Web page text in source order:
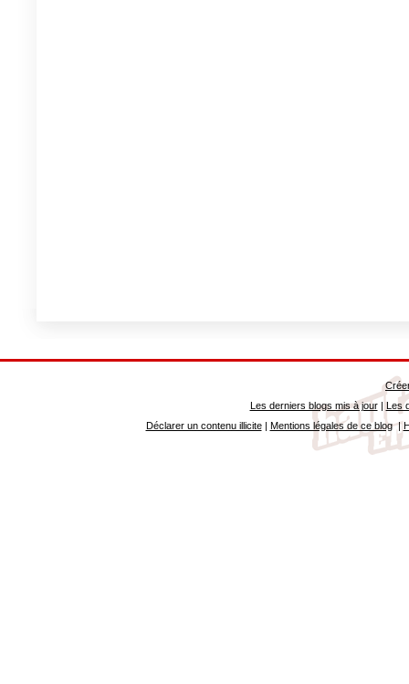
Les derniers blogs mis à jour| Les
Déclarer un contenu illicite| Mentions légales de ce blog|